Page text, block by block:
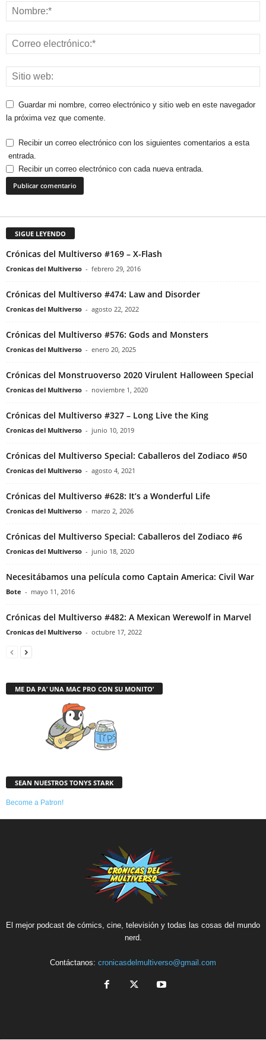
Guardar mi nombre, correo electrónico y sitio web en este navegador
la próxima vez que comente.
Recibir un correo electrónico con los siguientes comentarios a esta
entrada.
Recibir un correo electrónico con cada nueva entrada.
SIGUE LEYENDO
Crónicas del Multiverso #169 – X-Flash
Cronicas del Multiverso - febrero 29, 2016
Crónicas del Multiverso #474: Law and Disorder
Cronicas del Multiverso - agosto 22, 2022
Crónicas del Multiverso #576: Gods and Monsters
Cronicas del Multiverso - enero 20, 2025
Crónicas del Monstruoverso 2020 Virulent Halloween Special
Cronicas del Multiverso - noviembre 1, 2020
Crónicas del Multiverso #327 – Long Live the King
Cronicas del Multiverso - junio 10, 2019
Crónicas del Multiverso Special: Caballeros del Zodiaco #50
Cronicas del Multiverso - agosto 4, 2021
Crónicas del Multiverso #628: It’s a Wonderful Life
Cronicas del Multiverso - marzo 2, 2026
Crónicas del Multiverso Special: Caballeros del Zodiaco #6
Cronicas del Multiverso - junio 18, 2020
Necesitábamos una película como Captain America: Civil War
Bote - mayo 11, 2016
Crónicas del Multiverso #482: A Mexican Werewolf in Marvel
Cronicas del Multiverso - octubre 17, 2022
ME DA PA’ UNA MAC PRO CON SU MONITO’
SEAN NUESTROS TONYS STARK
Become a Patron!
El mejor podcast de cómics, cine, televisión y todas las cosas del mundo
nerd.
Contáctanos: cronicasdelmultiverso@gmail.com